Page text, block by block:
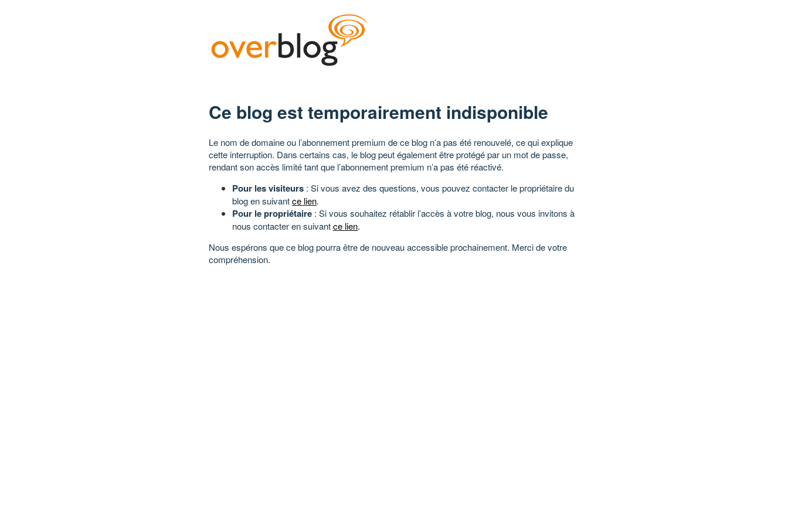
Ce blog est temporairement indisponible
Le nom de domaine ou l’abonnement premium de ce blog n’a pas été renouvelé, ce qui explique
cette interruption. Dans certains cas, le blog peut également être protégé par un mot de passe,
rendant son accès limité tant que l’abonnement premium n’a pas été réactivé.
Pour les visiteurs : Si vous avez des questions, vous pouvez contacter le propriétaire du
blog en suivantce lien.
Pour le propriétaire : Si vous souhaitez rétablir l’accès à votre blog, nous vous invitons à
nous contacter en suivantce lien.
Nous espérons que ce blog pourra être de nouveau accessible prochainement. Merci de votre
compréhension.